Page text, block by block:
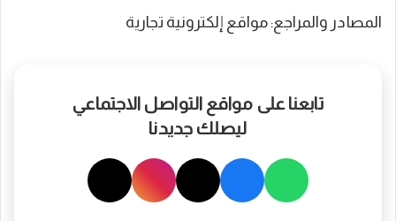
المصادر والمراجع: مواقع إلكترونية تجارية
تابعنا على مواقع التواصل الاجتماعي
ليصلك جديدنا